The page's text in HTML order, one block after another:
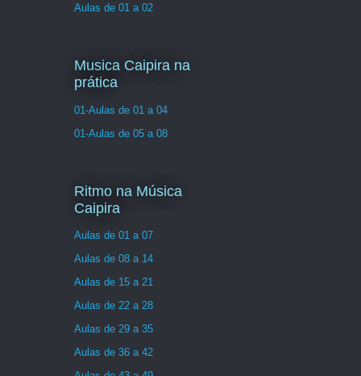
Aulas de 01 a 02
Musica Caipira na
prática
01-Aulas de 01 a 04
01-Aulas de 05 a 08
Ritmo na Música
Caipira
Aulas de 01 a 07
Aulas de 08 a 14
Aulas de 15 a 21
Aulas de 22 a 28
Aulas de 29 a 35
Aulas de 36 a 42